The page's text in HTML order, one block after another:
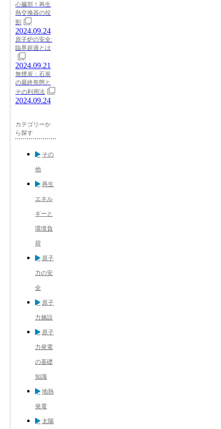
心臓部！再生
熱交換器の役
割
2024.09.24
原子炉の安全:
臨界超過とは
2024.09.21
無煙炭：石炭
の最終形態と
その利用法
2024.09.24
カテゴリーか
ら探す
その
他
再生
エネル
ギーと
環境負
荷
原子
力の安
全
原子
力施設
原子
力発電
の基礎
知識
地熱
発電
太陽